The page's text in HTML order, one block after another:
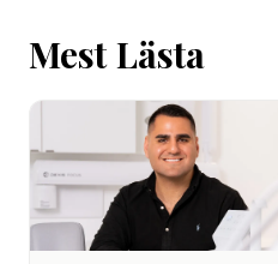
Mest Lästa